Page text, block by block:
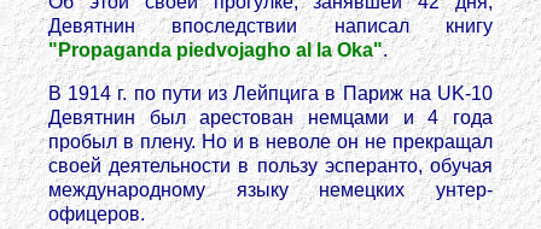
Девятнин впоследствии написал книгу
"Propaganda piedvojagho al la Oka".
В 1914 г. по пути из Лейпцига в Париж на UK-10
Девятнин был арестован немцами и 4 года
пробыл в плену. Но и в неволе он не прекращал
своей деятельности в пользу эсперанто, обучая
международному языку немецких унтер-
офицеров.